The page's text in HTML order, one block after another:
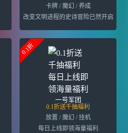
卡牌 / 魔幻 / 养成
改变文明进程的史诗冒险已然开启
0.1折
一号军团
0.1折送千抽福利
放置 / 魔幻 / 挂机
每日上线即领海量福利